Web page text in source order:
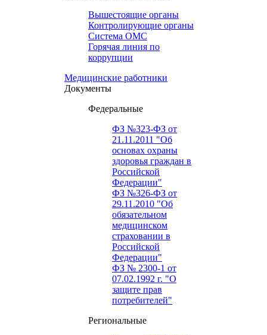
Вышестоящие органы
Контролирующие органы
Система ОМС
Горячая линия по
коррупции
Медицинские работники
Документы
Федеральные
ФЗ №323-ФЗ от
21.11.2011 "Об
основах охраны
здоровья граждан в
Российской
Федерации"
ФЗ №326-ФЗ от
29.11.2010 "Об
обязательном
медицинском
страховании в
Российской
Федерации"
ФЗ № 2300-1 от
07.02.1992 г. "О
защите прав
потребителей"
Региональные